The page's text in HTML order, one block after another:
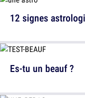
12 signes
Es-tu un beauf ?